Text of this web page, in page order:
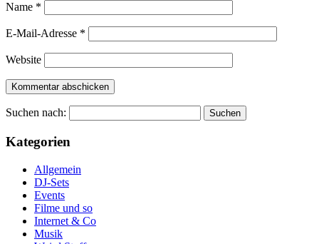
Name *
E-Mail-Adresse *
Website
Suchen nach:
Kategorien
Allgemein
DJ-Sets
Events
Filme und so
Internet & Co
Musik